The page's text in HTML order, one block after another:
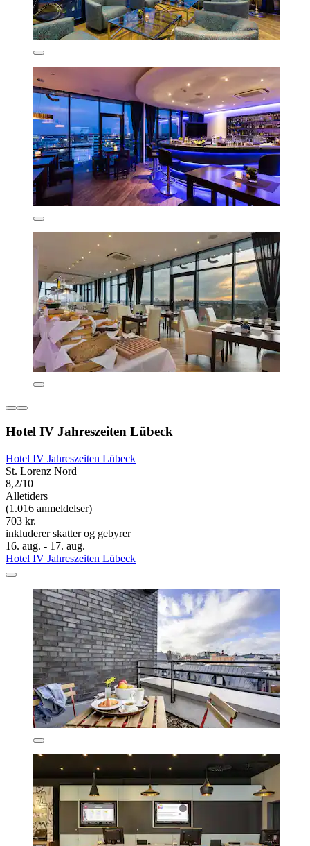
Hotel IV Jahreszeiten Lübeck
Hotel IV Jahreszeiten Lübeck
St. Lorenz Nord
8,2/10
Alletiders
(1.016 anmeldelser)
703 kr.
inkluderer skatter og gebyrer
16. aug. - 17. aug.
Hotel IV Jahreszeiten Lübeck